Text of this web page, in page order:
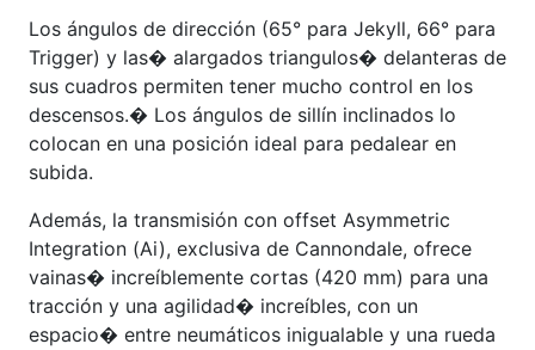
Los ángulos de dirección (65° para Jekyll, 66° para
Trigger) y las� alargados triangulos� delanteras de
sus cuadros permiten tener mucho control en los
descensos.� Los ángulos de sillín inclinados lo
colocan en una posición ideal para pedalear en
subida.
Además, la transmisión con offset Asymmetric
Integration (Ai), exclusiva de Cannondale, ofrece
vainas� increíblemente cortas (420 mm) para una
tracción y una agilidad� increíbles, con un
espacio� entre neumáticos inigualable y una rueda